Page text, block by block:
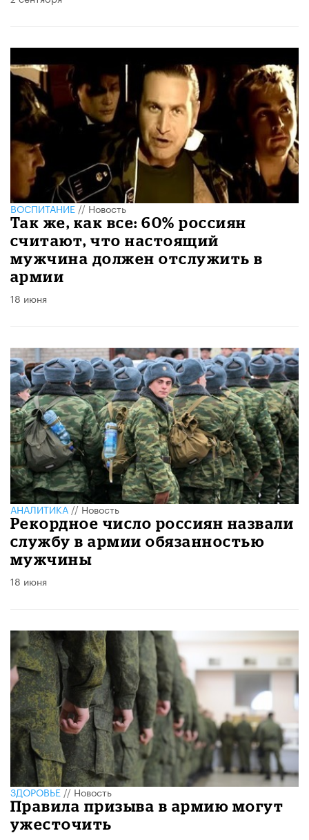
ВОСПИТАНИЕ//Новость
Так же, как все: 60% россиян
считают, что настоящий
мужчина должен отслужить в
армии
18 июня
АНАЛИТИКА//Новость
Рекордное число россиян назвали
службу в армии обязанностью
мужчины
18 июня
ЗДОРОВЬЕ//Новость
Правила призыва в армию могут
ужесточить